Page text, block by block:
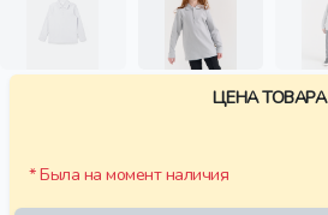
ЦЕНА ТОВАРА
* Была на момент наличия